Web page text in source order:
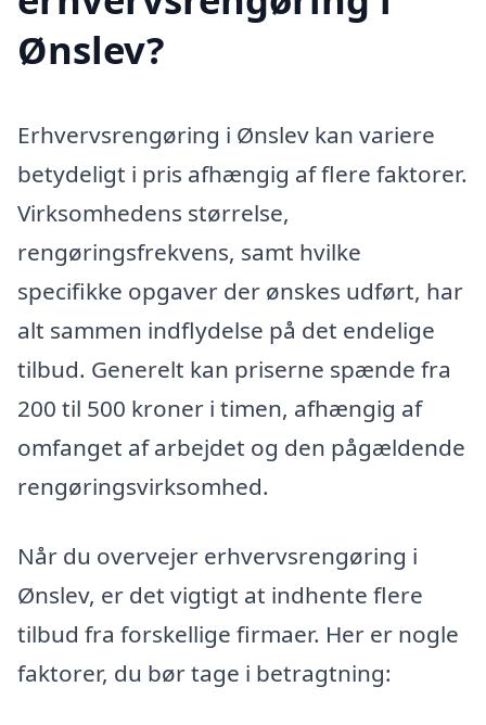
Ønslev?
Erhvervsrengøring i Ønslev kan variere
betydeligt i pris afhængig af flere faktorer.
Virksomhedens størrelse,
rengøringsfrekvens, samt hvilke
specifikke opgaver der ønskes udført, har
alt sammen indflydelse på det endelige
tilbud. Generelt kan priserne spænde fra
200 til 500 kroner i timen, afhængig af
omfanget af arbejdet og den pågældende
rengøringsvirksomhed.
Når du overvejer erhvervsrengøring i
Ønslev, er det vigtigt at indhente flere
tilbud fra forskellige firmaer. Her er nogle
faktorer, du bør tage i betragtning: